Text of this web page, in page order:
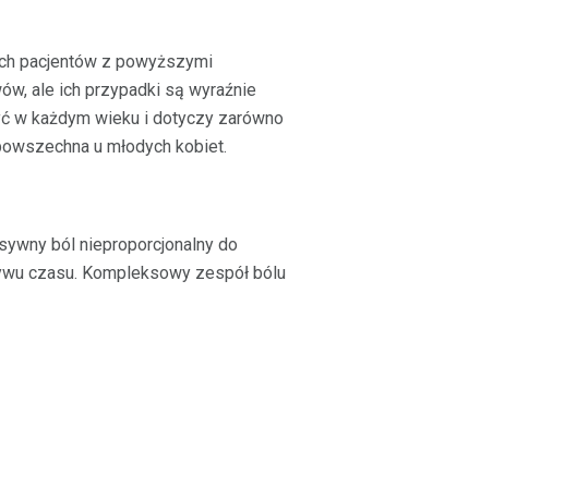
pacjentów z powyższymi
ale ich przypadki są wyraźnie
w każdym wieku i dotyczy zarówno
u młodych kobiet.
ból nieproporcjonalny do
czasu. Kompleksowy zespół bólu